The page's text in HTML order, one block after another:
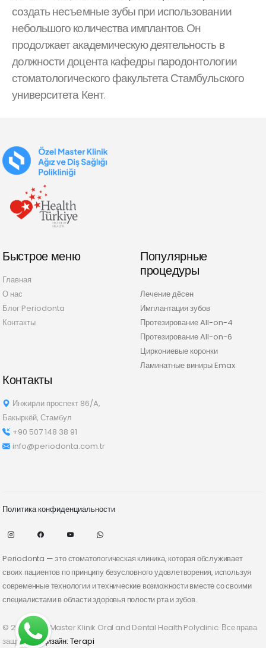
создать несъемные зубы при использовании
небольшого количества имплантов. Он
продолжает академическую деятельность в
должности доцента кафедры пародонтологии
стоматологического факультета Стамбульского
университета Кент.
Быстрое меню
Главная
О нас
Блог Periodonta
Контакты
Популярные
процедуры
Лечение дёсен
Имплантация зубов
Протезирование All-on-4
Протезирование All-on-6
Циркониевые коронки
Ламинатные виниры Emax
Контакты
Инжирли проспект 86/A,
Бакыркёй, Стамбул
+90 507 148 38 91
info@periodonta.com.tr
Политика конфиденциальности
Periodonta — это стоматологическая клиника, которая обслуживает
своих пациентов по принципу безусловного удовлетворения, используя
современные технологии и технические возможности вместе со своими
специалистами в области здоровья полости рта и зубов.
© 2026 Ozel Master Klinik Oral and Dental Health Polyclinic. Все права
защищены.Дизайн: Terapi